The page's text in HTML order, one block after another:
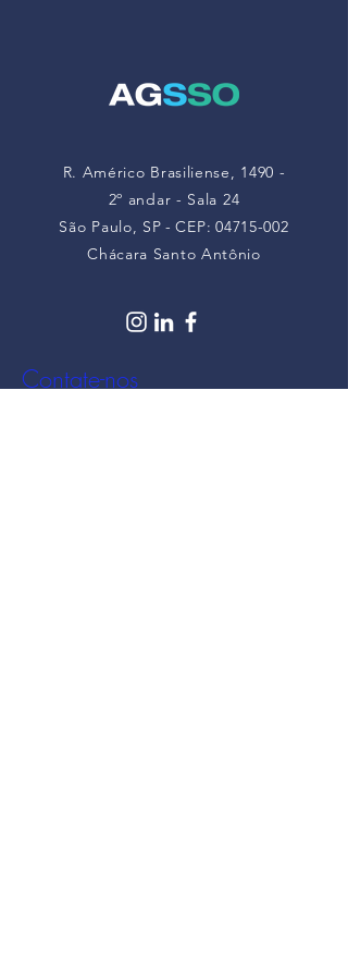
R. Américo Brasiliense, 1490 -
2º andar - Sala 24
São Paulo, SP -CEP: 04715-002
Chácara Santo Antônio
Contate-nos